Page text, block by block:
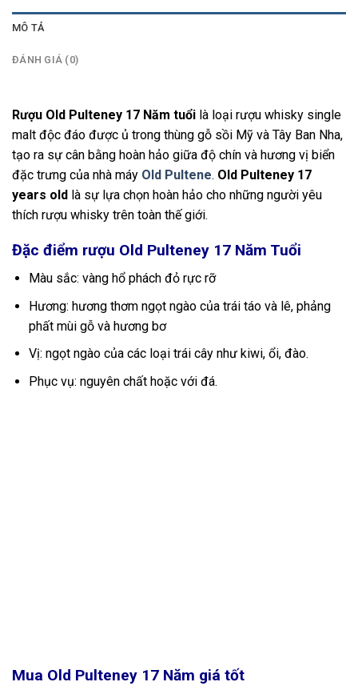
MÔ TẢ
ĐÁNH GIÁ (0)
Rượu Old Pulteney 17 Năm tuổi là loại rượu whisky single
malt độc đáo được ủ trong thùng gỗ sồi Mỹ và Tây Ban Nha,
tạo ra sự cân bằng hoàn hảo giữa độ chín và hương vị biển
đặc trưng của nhà máy Old Pultene. Old Pulteney 17
years old là sự lựa chọn hoàn hảo cho những người yêu
thích rượu whisky trên toàn thế giới.
Đặc điểm rượu Old Pulteney 17 Năm Tuổi
Màu sắc: vàng hổ phách đỏ rực rỡ
Hương: hương thơm ngọt ngào của trái táo và lê, phảng
phất mùi gỗ và hương bơ
Vị: ngọt ngào của các loại trái cây như kiwi, ổi, đào.
Phục vụ: nguyên chất hoặc với đá.
Mua Old Pulteney 17 Năm giá tốt